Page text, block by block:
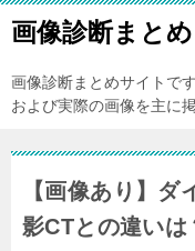
画像診断まとめ
画像診断まとめサイトで
および実際の画像を主に
【画像あり】
影CTとの違いは